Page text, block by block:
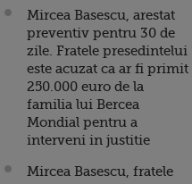
Mircea Basescu, arestat
preventiv pentru 30 de
zile. Fratele presedintelui
este acuzat ca ar fi primit
250.000 euro de la
familia lui Bercea
Mondial pentru a
interveni in justitie
Mircea Basescu, fratele